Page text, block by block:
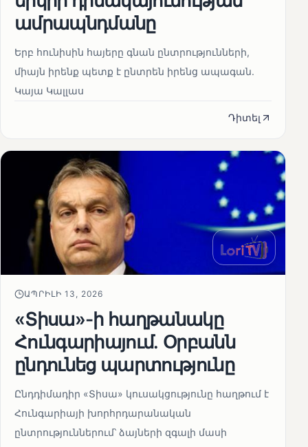
ամրապնդմանը
Երբ հունիսին հայերը գնան ընտրությունների,
միայն իրենք պետք է ընտրեն իրենց ապագան.
Կայա Կալլաս
Դիտել
ԱՊՐԻԼԻ 13, 2026
«Տիսա»-ի հաղթանակը
Հունգարիայում․ Օրբանն
ընդունեց պարտությունը
Ընդդիմադիր «Տիսա» կուսակցությունը հաղթում է
Հունգարիայի խորհրդարանական
ընտրություններում՝ ձայների զգալի մասի